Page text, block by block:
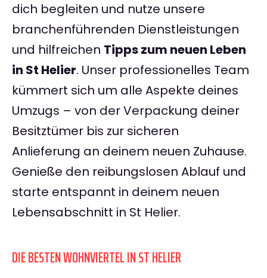
dich begleiten und nutze unsere
branchenführenden Dienstleistungen
und hilfreichen Tipps zum neuen Leben
in St Helier. Unser professionelles Team
kümmert sich um alle Aspekte deines
Umzugs – von der Verpackung deiner
Besitztümer bis zur sicheren
Anlieferung an deinem neuen Zuhause.
Genieße den reibungslosen Ablauf und
starte entspannt in deinem neuen
Lebensabschnitt in St Helier.
DIE BESTEN WOHNVIERTEL IN ST HELIER